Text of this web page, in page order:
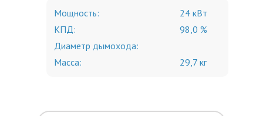
Мощность:
24 кВт
КПД:
98,0 %
Диаметр дымохода:
Масса:
29,7 кг